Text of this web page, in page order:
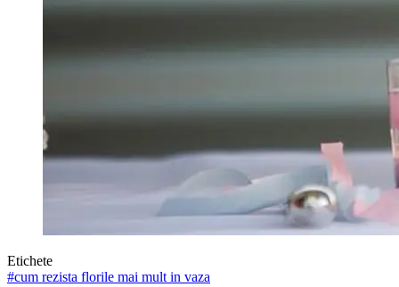
Etichete
#cum rezista florile mai mult in vaza